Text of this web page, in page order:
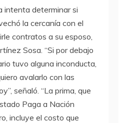
intenta determinar si
la cercanía con el
contratos a su esposo,
Sosa. “Si por debajo
tuvo alguna inconducta,
avalarlo con las
señaló. “La prima, que
Paga a Nación
incluye el costo que